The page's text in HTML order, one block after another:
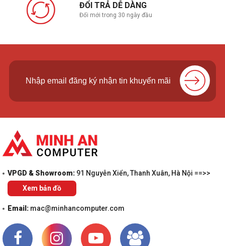
ĐỔI TRẢ DỄ DÀNG
Đổi mới trong 30 ngày đầu
VPGD & Showroom: 91 Nguyễn Xiển, Thanh Xuân, Hà Nội ==>>
Xem bản đồ
Email: mac@minhancomputer.com